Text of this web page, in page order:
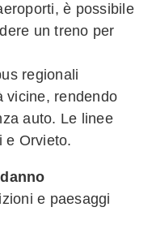
è possibile
un treno per
regionali
vicine, rendendo
auto. Le linee
e Orvieto.
e paesaggi